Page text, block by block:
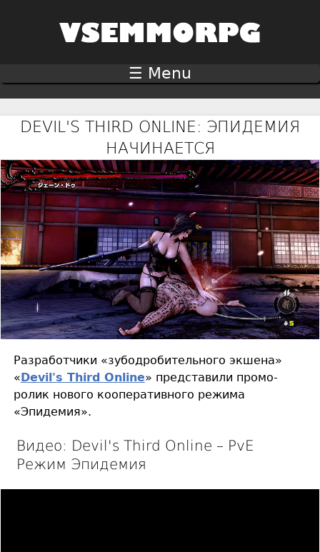
DEVIL'S THIRD ONLINE: ЭПИДЕМИЯ
НАЧИНАЕТСЯ
Разработчики «зубодробительного экшена»
«Devil's Third Online» представили промо-
ролик нового кооперативного режима
«Эпидемия».
Видео: Devil's Third Online – PvE
Режим Эпидемия
☰ Menu